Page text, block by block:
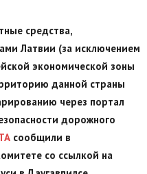
средства,
Латвии (за исключением
экономической зоны
данной страны
через портал
дорожного
сообщили в
со ссылкой на